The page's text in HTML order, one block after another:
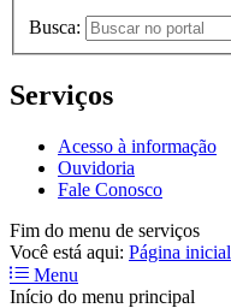
Busca:
Serviços
Acesso à informação
Ouvidoria
Fale Conosco
Fim do menu de serviços
Você está aqui: Página inicial
Menu
Início do menu principal